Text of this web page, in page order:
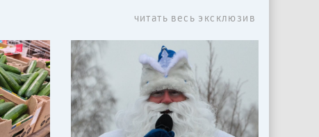
читать весь эксклюзив